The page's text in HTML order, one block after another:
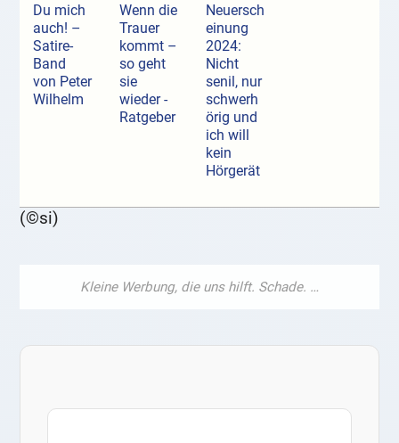
Du mich
auch! –
Satire-
Band
von Peter
Wilhelm
Wenn die
Trauer
kommt –
so geht
sie
wieder -
Ratgeber
Neuersch
einung
2024:
Nicht
senil, nur
schwerh
örig und
ich will
kein
Hörgerät
(©si)